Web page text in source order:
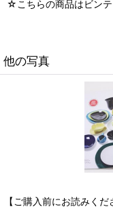
☆こちらの商品はビンテ
他の写真
【ご購入前にお読みくだ